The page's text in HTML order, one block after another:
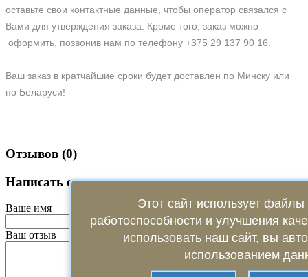
оставьте свои контактные данные, чтобы оператор связался с
Вами для утверждения заказа. Кроме того, заказ можно
оформить, позвонив нам по телефону +375 29 137 90 16.
Ваш заказ в кратчайшие сроки будет доставлен по Минску или
по Беларуси!
Отзывов (0)
Написать отзыв
Ваше имя
Ваш отзыв
Этот сайт использует
работоспособности и улучшения
использовать наш сайт, вы
использованием